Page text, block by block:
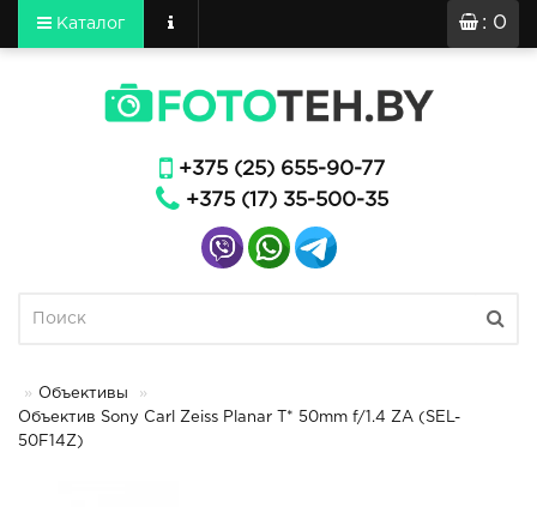
: 0
Каталог
+375 (25) 655-90-77
+375 (17) 35-500-35
Объективы
Объектив Sony Carl Zeiss Planar T* 50mm f/1.4 ZA (SEL-
50F14Z)